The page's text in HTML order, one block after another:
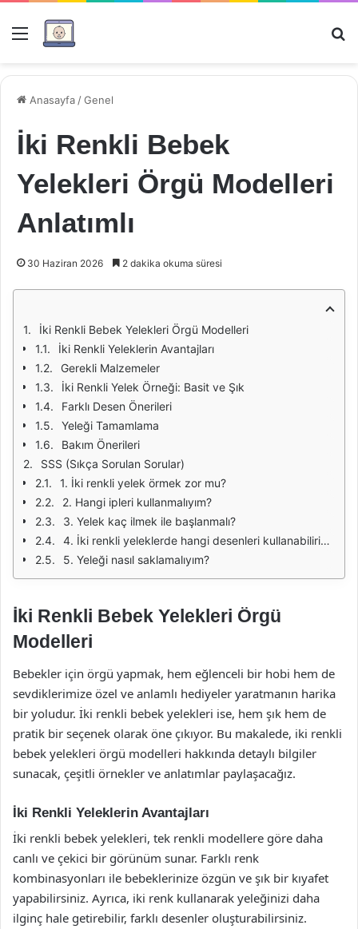
Menü
Anasayfa /Genel
İki Renkli Bebek
Yelekleri Örgü Modelleri
Anlatımlı
30 Haziran 2026 2 dakika okuma süresi
İki Renkli Bebek Yelekleri Örgü Modelleri
İki Renkli Yeleklerin Avantajları
Gerekli Malzemeler
İki Renkli Yelek Örneği: Basit ve Şık
Farklı Desen Önerileri
Yeleği Tamamlama
Bakım Önerileri
SSS (Sıkça Sorulan Sorular)
1. İki renkli yelek örmek zor mu?
2. Hangi ipleri kullanmalıyım?
3. Yelek kaç ilmek ile başlanmalı?
4. İki renkli yeleklerde hangi desenleri kullanabilirim?
5. Yeleği nasıl saklamalıyım?
İki Renkli Bebek Yelekleri Örgü
Modelleri
Bebekler için örgü yapmak, hem eğlenceli bir hobi hem de
sevdiklerimize özel ve anlamlı hediyeler yaratmanın harika
bir yoludur. İki renkli bebek yelekleri ise, hem şık hem de
pratik bir seçenek olarak öne çıkıyor. Bu makalede, iki renkli
bebek yelekleri örgü modelleri hakkında detaylı bilgiler
sunacak, çeşitli örnekler ve anlatımlar paylaşacağız.
İki Renkli Yeleklerin Avantajları
İki renkli bebek yelekleri, tek renkli modellere göre daha
canlı ve çekici bir görünüm sunar. Farklı renk
kombinasyonları ile bebeklerinize özgün ve şık bir kıyafet
yapabilirsiniz. Ayrıca, iki renk kullanarak yeleğinizi daha
ilginç hale getirebilir, farklı desenler oluşturabilirsiniz.